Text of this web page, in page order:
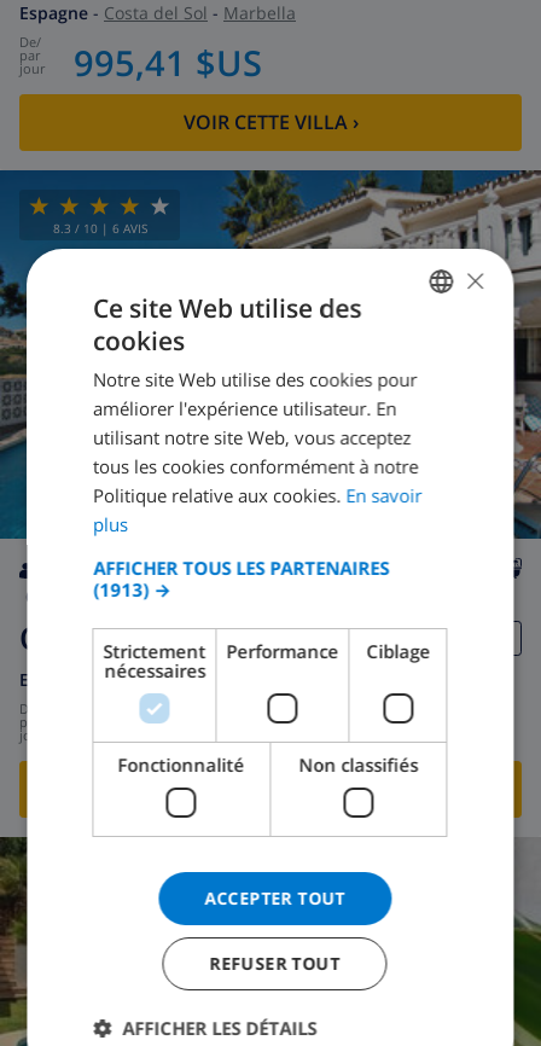
Espagne - Costa del Sol - Marbella
de/
par
jour 995,41 $US
VOIR CETTE VILLA›
8.3 / 10 | 6 AVIS
6 700m
Quintus
Espagne Costa del Sol
par
jour 241,28 $US
VOIR CETTE VILLA›
DUTCH
SPANISH
GERMAN
DANISH
×
Ce site Web utilise des
cookies
Notre site Web utilise des cookies pour
améliorer l'expérience utilisateur. En
utilisant notre site Web, vous acceptez
tous les cookies conformément à notre
Politique relative aux cookies. En savoir
plus
AFFICHER TOUS LES PARTENAIRES
(1913) →
Strictement
nécessaires
Performance Ciblage
Fonctionnalité Non classifiés
ACCEPTER TOUT
REFUSER TOUT
AFFICHER LES DÉTAILS